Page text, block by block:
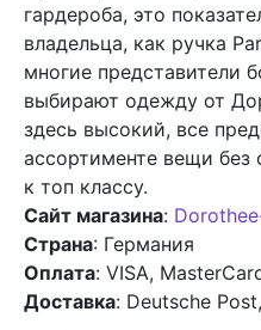
гардероба, это
владельца, как ручка
многие представители
выбирают одежду от
здесь высокий, все
ассортименте вещи
к топ классу.
Сайт магазина:
Страна: Германия
Оплата: VISA,
Доставка: Deutsche